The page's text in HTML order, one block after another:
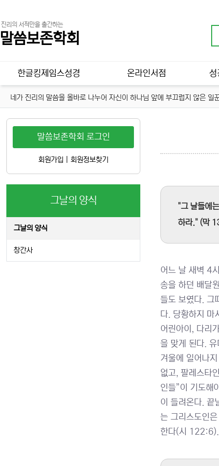
진리의 서적만을 출간하는
말씀보존학회
메인 메뉴
한글킹제임스성경 온라인서점 성
네가 진리의 말씀을 올바로 나누어 자신이 하나님 앞에 부끄럽지 않은
"그 날들에
하라." (막
어느 날 새벽 4
송을 하던 배달
들도 보였다. 그
다. 당황하지 마
어린아이, 다리
을 맞게 된다.
겨울에 일어나
없고, 팔레스타
인들”이 기도해
이 들려온다. 끝
는 그리스도인
한다(시 122:6).
말씀보존학회 로그인
회원가입 회원정보찾기
그날의 양식
그날의 양식
창간사